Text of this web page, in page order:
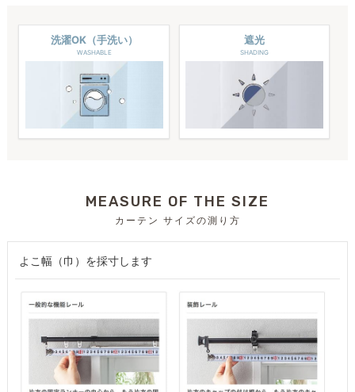
洗濯OK（手洗い）
WASHABLE
遮光
SHADING
MEASURE OF THE SIZE
カーテン サイズの測り方
よこ幅（巾）を採寸します